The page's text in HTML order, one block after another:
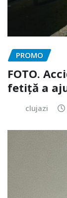
PROMO
FOTO.
fetiță a
clujazi